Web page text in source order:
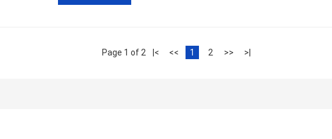
Page 1 of 2 |< << 1 2 >> >|